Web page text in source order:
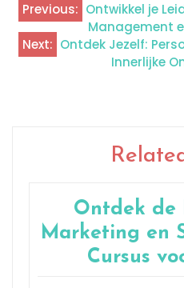
Previous: Ontwikkel je
Management
Next: Ontdek Jezelf:
Innerlijke
Ontdek de
Marketing en
Cursus